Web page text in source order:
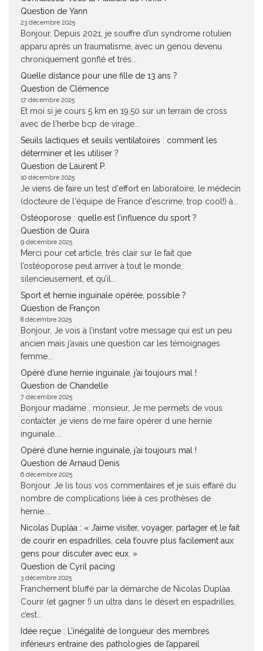
Question de Yann
23 décembre 2025
Bonjour, Depuis 2021, je souffre d’un syndrome rotulien
apparu après un traumatisme, avec un genou devenu
chroniquement gonflé et très...
Quelle distance pour une fille de 13 ans ?
Question de Clémence
17 décembre 2025
Et moi si je cours 5 km en 19.50 sur un terrain de cross
avec de l'herbe bcp de virage...
Seuils lactiques et seuils ventilatoires : comment les
déterminer et les utiliser ?
Question de Laurent P.
10 décembre 2025
Je viens de faire un test d'effort en laboratoire, le médecin
(docteure de l'équipe de France d'escrime, trop cool!) à...
Ostéoporose : quelle est l’influence du sport ?
Question de Quira
9 décembre 2025
Merci pour cet article, très clair sur le fait que
l’ostéoporose peut arriver à tout le monde,
silencieusement, et qu’il...
Sport et hernie inguinale opérée, possible ?
Question de Françon
8 décembre 2025
Bonjour, Je vois à l’instant votre message qui est un peu
ancien mais j’avais une question car les témoignages
femme...
Opéré d’une hernie inguinale, j’ai toujours mal !
Question de Chandelle
7 décembre 2025
Bonjour madame , monsieur, Je me permets de vous
contacter ,je viens de me faire opérer d une hernie
inguinale....
Opéré d’une hernie inguinale, j’ai toujours mal !
Question de Arnaud Denis
6 décembre 2025
Bonjour. Je lis tous vos commentaires et je suis effaré du
nombre de complications liée à ces prothèses de
hernie....
Nicolas Duplàa : « J’aime visiter, voyager, partager et le fait
de courir en espadrilles, cela t’ouvre plus facilement aux
gens pour discuter avec eux. »
Question de Cyril pacing
3 décembre 2025
Franchement bluffé par la démarche de Nicolas Duplàa.
Courir (et gagner !) un ultra dans le désert en espadrilles,
c’est...
Idée reçue : L’inégalité de longueur des membres
inférieurs entraine des pathologies de l’appareil